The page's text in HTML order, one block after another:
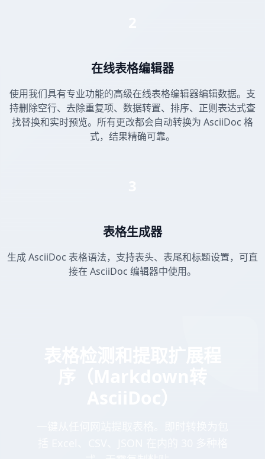
在线表格编辑器
使用我们具有专业功能的高级在线表格编辑器编辑数据。支
持删除空行、去除重复项、数据转置、排序、正则表达式查
找替换和实时预览。所有更改都会自动转换为 AsciiDoc 格
式，结果精确可靠。
表格生成器
生成 AsciiDoc 表格语法，支持表头、表尾和标题设置，可直
接在 AsciiDoc 编辑器中使用。